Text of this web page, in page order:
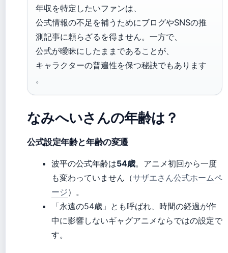
年収を特定したいファンは、
公式情報の不足を補うためにブログやSNSの推
測記事に頼らざるを得ません。一方で、
公式が曖昧にしたままであることが、
キャラクターの普遍性を保つ秘訣でもあります
。
なみへいさんの年齢は？
公式設定年齢と年齢の変遷
波平の公式年齢は54歳。アニメ初回から一度
も変わっていません（サザエさん公式ホームペ
ージ）。
「永遠の54歳」とも呼ばれ、時間の経過が作
中に影響しないギャグアニメならではの設定で
す。